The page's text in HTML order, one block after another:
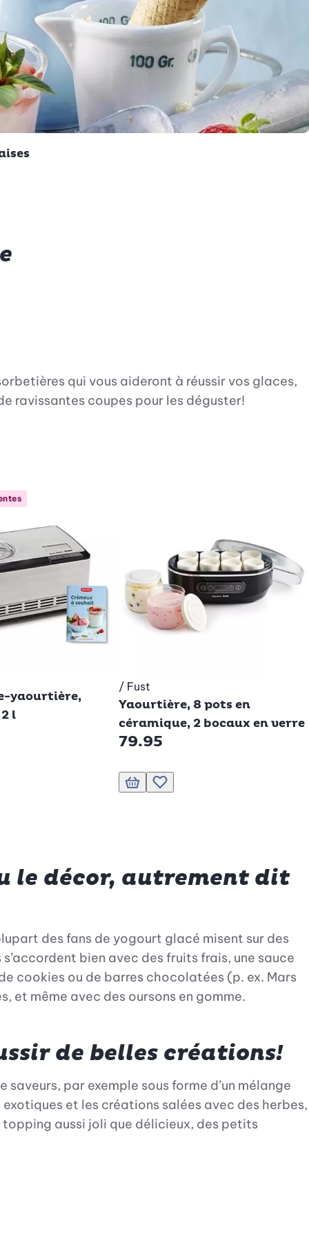
qui vous aideront à réussir vos glaces,
ravissantes coupes pour les déguster!
yaourtière,
l
Betty Bossi
/ Fust
Yaourtière, 8 pots en
céramique, 2 bocaux en verre
79.95
Ajouter au panier
Ajouter à la liste de souhaits.
le décor, autrement dit
des fans de yogourt glacé misent sur des
bien avec des fruits frais, une sauce
cookies ou de barres chocolatées (p. ex. Mars
et même avec des oursons en gomme.
de belles créations!
par exemple sous forme d’un mélange
et les créations salées avec des herbes,
aussi joli que délicieux, des petits